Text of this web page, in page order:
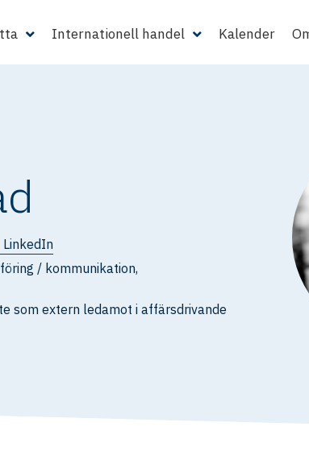
Internationell handel Kalender
LinkedIn
/ kommunikation,
som extern ledamot i affärsdrivande